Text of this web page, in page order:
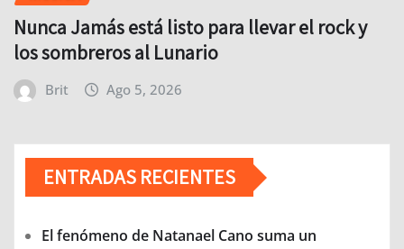
Nunca Jamás está listo para llevar el rock y
los sombreros al Lunario
Brit Ago 5, 2026
ENTRADAS RECIENTES
El fenómeno de Natanael Cano suma un